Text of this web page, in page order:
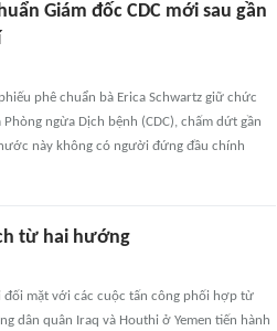
Giám đốc CDC mới sau gần
phê chuẩn bà Erica Schwartz giữ chức
ngừa Dịch bệnh (CDC), chấm dứt gần
này không có người đứng đầu chính
từ hai hướng
đối mặt với các cuộc tấn công phối hợp từ
dân quân Iraq và Houthi ở Yemen tiến hành